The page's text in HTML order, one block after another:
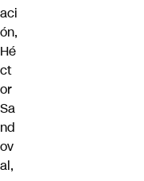
aci
ón,
Hé
ct
or
Sa
nd
ov
al,